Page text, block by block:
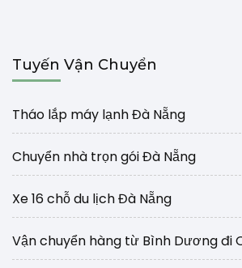
Tuyến Vận Chuyển
Tháo lắp máy lạnh Đà Nẵng
Chuyển nhà trọn gói Đà Nẵng
Xe 16 chỗ du lịch Đà Nẵng
Vận chuyển hàng từ Bình Dương đi